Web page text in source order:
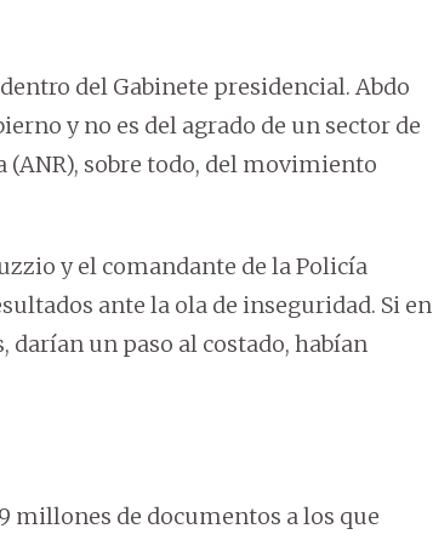
del Gabinete presidencial. Abdo
y no es del agrado de un sector de
sobre todo, del movimiento
y el comandante de la Policía
ante la ola de inseguridad. Si en
darían un paso al costado, habían
millones de documentos a los que